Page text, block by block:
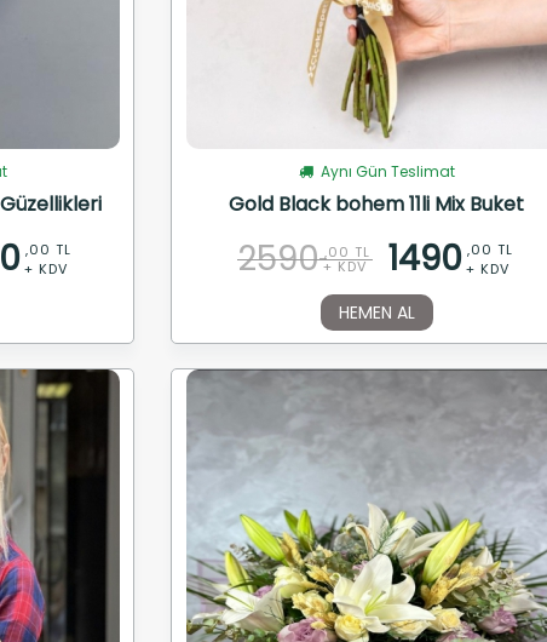
,00 TL
+ KDV
Aynı Gün Teslimat
Gold Black bohem 11li Mix Buket
2590 ,00 TL
+ KDV 1490 ,00 TL
+ KDV
HEMEN AL